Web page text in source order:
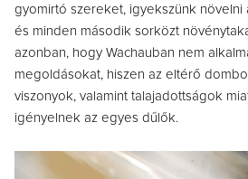
gyomirtó szereket, igyekszünk növelni
és minden második sorközt
azonban, hogy Wachauban nem
megoldásokat, hiszen az eltérő
viszonyok, valamint talajadottságok
igényelnek az egyes dűlők.